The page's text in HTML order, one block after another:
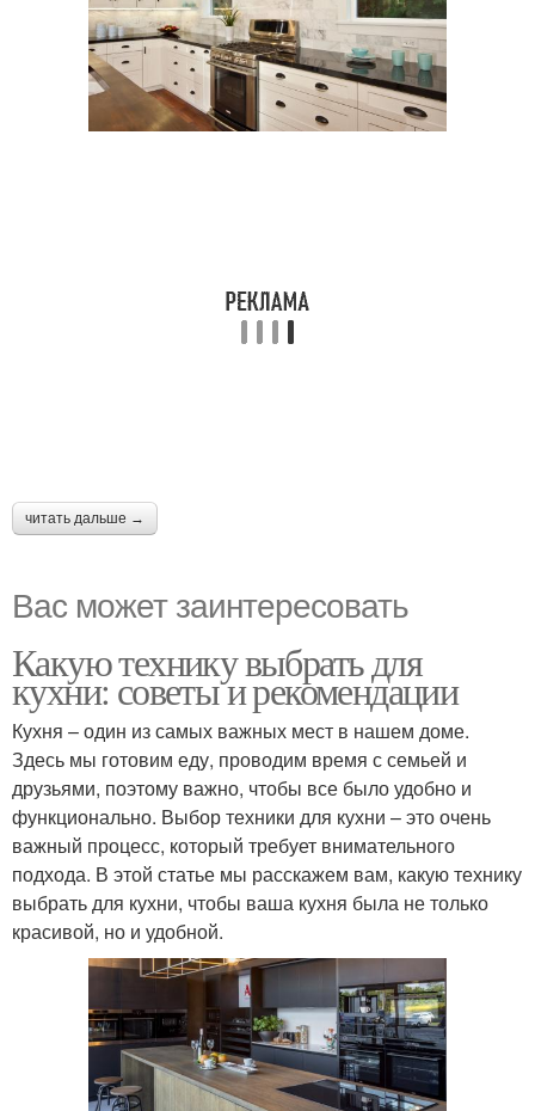
читать дальше →
Вас может заинтересовать
Какую технику выбрать для
кухни: советы и рекомендации
Кухня – один из самых важных мест в нашем доме.
Здесь мы готовим еду, проводим время с семьей и
друзьями, поэтому важно, чтобы все было удобно и
функционально. Выбор техники для кухни – это очень
важный процесс, который требует внимательного
подхода. В этой статье мы расскажем вам, какую технику
выбрать для кухни, чтобы ваша кухня была не только
красивой, но и удобной.